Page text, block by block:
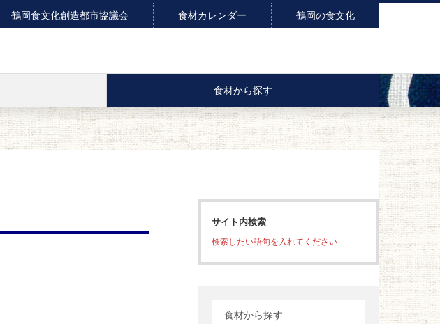
鶴岡食文化創造都市協議会 食材カレンダー 鶴岡の食文化
食材から探す
サイト内検索
検索したい語句を入れてください
食材から探す